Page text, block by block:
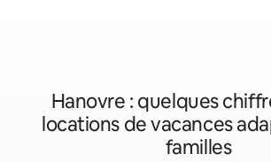
Hanovre : quelques
locations de vacances
familles